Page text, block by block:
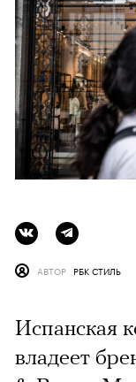
АВТОР РБК СТИЛЬ
Испанская
владеет